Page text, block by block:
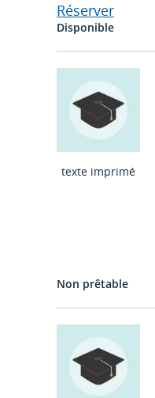
Réserver
Disponible
texte imprimé
Non prêtable